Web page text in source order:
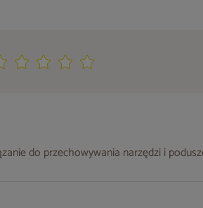
do przechowywania narzędzi i